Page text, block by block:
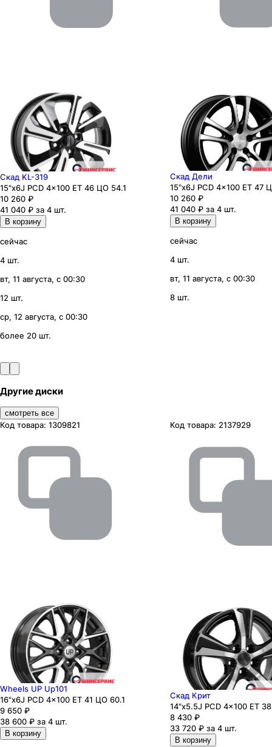
Скад KL-319
15"x6J PCD 4x100 ЕТ 46 ЦО 54.1
10 260 ₽
41 040 ₽ за 4 шт.
В корзину
сейчас
4 шт.
вт, 11 августа, с 00:30
12 шт.
ср, 12 августа, с 00:30
более 20 шт.
Скад Дели
15"x6J PCD 4x100 ЕТ 47
10 260 ₽
41 040 ₽ за 4 шт.
В корзину
сейчас
4 шт.
вт, 11 августа, с 00:30
8 шт.
Другие диски
смотреть все
Код товара: 1309821
Wheels UP Up101
16"x6J PCD 4x100 ЕТ 41 ЦО 60.1
9 650 ₽
38 600 ₽ за 4 шт.
В корзину
Код товара: 2137929
Скад Крит
14"x5.5J PCD 4x100 ЕТ
8 430 ₽
33 720 ₽ за 4 шт.
В корзину